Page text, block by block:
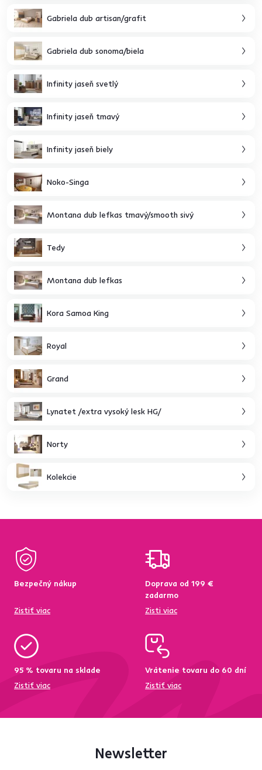
Gabriela dub artisan/grafit
Gabriela dub sonoma/biela
Infinity jaseň svetlý
Infinity jaseň tmavý
Infinity jaseň biely
Noko-Singa
Montana dub lefkas tmavý/smooth sivý
Tedy
Montana dub lefkas
Kora Samoa King
Royal
Grand
Lynatet /extra vysoký lesk HG/
Norty
Kolekcie
Bezpečný nákup
Zistiť viac
Doprava od 199 €
zadarmo
Zisti viac
95 % tovaru na sklade
Zistiť viac
Vrátenie tovaru do 60 dní
Zistiť viac
Newsletter